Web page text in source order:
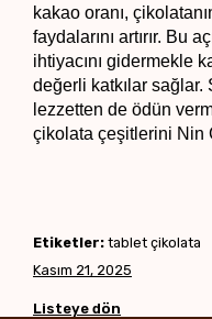
kakao oranı,
faydalarını artırır. Bu
ihtiyacını gidermekle
değerli katkılar sağlar.
lezzetten de ödün
çikolata çeşitlerini Nin
Etiketler: tablet çikolata
Kasım 21, 2025
Listeye dön